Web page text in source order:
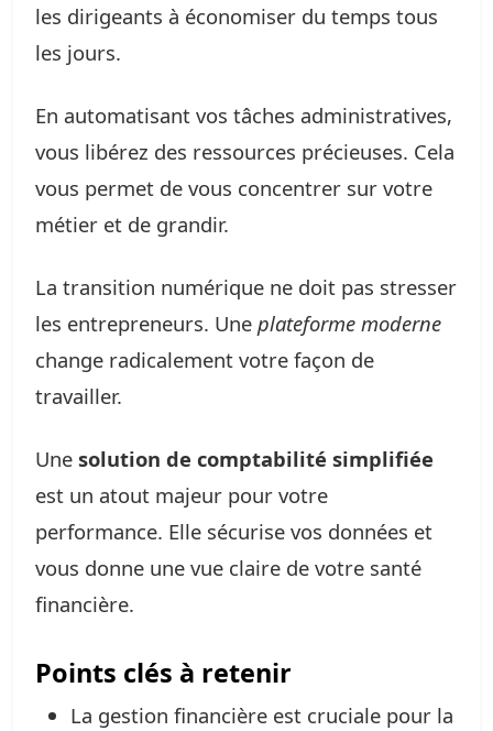
les dirigeants à économiser du temps tous
les jours.
En automatisant vos tâches administratives,
vous libérez des ressources précieuses. Cela
vous permet de vous concentrer sur votre
métier et de grandir.
La transition numérique ne doit pas stresser
les entrepreneurs. Une plateforme moderne
change radicalement votre façon de
travailler.
Une solution de comptabilité simplifiée
est un atout majeur pour votre
performance. Elle sécurise vos données et
vous donne une vue claire de votre santé
financière.
Points clés à retenir
La gestion financière est cruciale pour la